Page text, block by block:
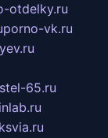
otdelky.ru
porno-vk.ru
65.ru